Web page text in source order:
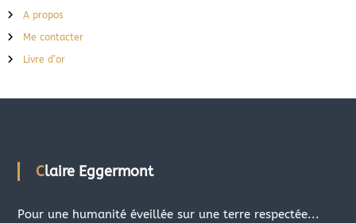
A propos
Me contacter
Livre d’or
Claire Eggermont
Pour une humanité éveillée sur une terre respectée...